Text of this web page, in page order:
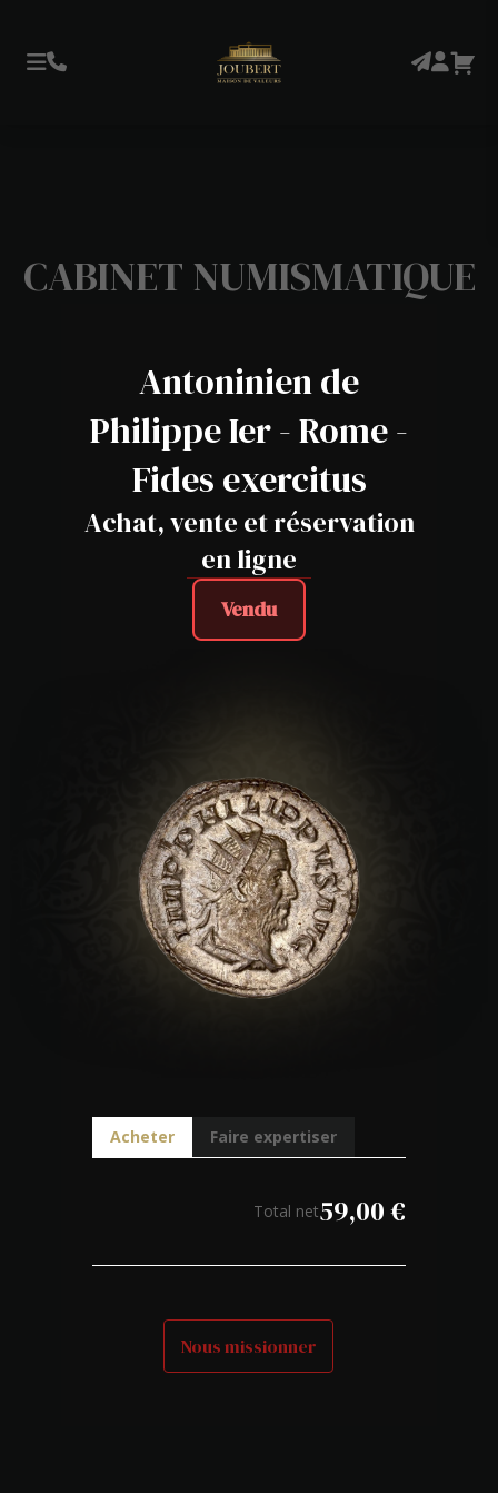
CABINET NUMISMATIQUE
Antoninien de
Philippe Ier - Rome -
Fides exercitus
Achat, vente et réservation
en ligne
Vendu
Acheter Faire expertiser
Total net59,00€
Nous missionner